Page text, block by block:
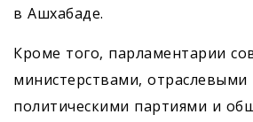
в Ашхабаде.
Кроме того, парламентарии
министерствами,
политическими партиями и